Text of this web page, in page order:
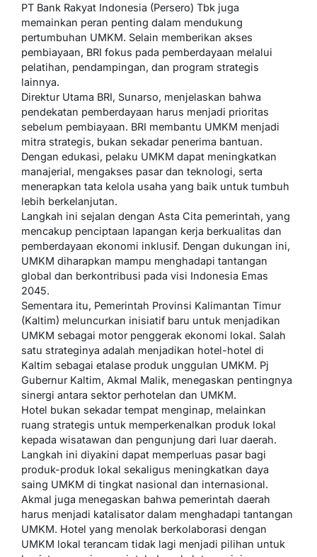
PT Bank Rakyat Indonesia (Persero) Tbk juga
memainkan peran penting dalam mendukung
pertumbuhan UMKM. Selain memberikan akses
pembiayaan, BRI fokus pada pemberdayaan melalui
pelatihan, pendampingan, dan program strategis
lainnya.
Direktur Utama BRI, Sunarso, menjelaskan bahwa
pendekatan pemberdayaan harus menjadi prioritas
sebelum pembiayaan. BRI membantu UMKM menjadi
mitra strategis, bukan sekadar penerima bantuan.
Dengan edukasi, pelaku UMKM dapat meningkatkan
manajerial, mengakses pasar dan teknologi, serta
menerapkan tata kelola usaha yang baik untuk tumbuh
lebih berkelanjutan.
Langkah ini sejalan dengan Asta Cita pemerintah, yang
mencakup penciptaan lapangan kerja berkualitas dan
pemberdayaan ekonomi inklusif. Dengan dukungan ini,
UMKM diharapkan mampu menghadapi tantangan
global dan berkontribusi pada visi Indonesia Emas
2045.
Sementara itu, Pemerintah Provinsi Kalimantan Timur
(Kaltim) meluncurkan inisiatif baru untuk menjadikan
UMKM sebagai motor penggerak ekonomi lokal. Salah
satu strateginya adalah menjadikan hotel-hotel di
Kaltim sebagai etalase produk unggulan UMKM. Pj
Gubernur Kaltim, Akmal Malik, menegaskan pentingnya
sinergi antara sektor perhotelan dan UMKM.
Hotel bukan sekadar tempat menginap, melainkan
ruang strategis untuk memperkenalkan produk lokal
kepada wisatawan dan pengunjung dari luar daerah.
Langkah ini diyakini dapat memperluas pasar bagi
produk-produk lokal sekaligus meningkatkan daya
saing UMKM di tingkat nasional dan internasional.
Akmal juga menegaskan bahwa pemerintah daerah
harus menjadi katalisator dalam menghadapi tantangan
UMKM. Hotel yang menolak berkolaborasi dengan
UMKM lokal terancam tidak lagi menjadi pilihan untuk